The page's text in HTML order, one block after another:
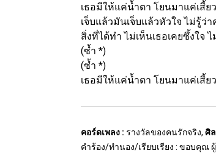
เธอมีให้แค่น้ำตา โยนมาแค่เสี้ย
เจ็บแล้วมันเจ็บแล้วหัวใจ ไม่รู้ว่
สิ่งที่ได้ทำ ไม่เห็นเธอเคยซึ้งใจ
(ซ้ำ *)
(ซ้ำ *)
เธอมีให้แค่น้ำตา โยนมาแค่เสี้ย
คอร์ดเพลง : รางวัลของคนรักจริง, ศิ
คำร้อง/ทำนอง/เรียบเรียง : ขอบคุณ